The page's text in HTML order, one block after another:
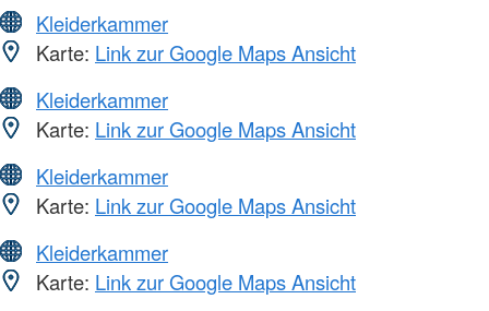
Kleiderkammer
Karte: Link zur Google Maps Ansicht
Kleiderkammer
Karte: Link zur Google Maps Ansicht
Kleiderkammer
Karte: Link zur Google Maps Ansicht
Kleiderkammer
Karte: Link zur Google Maps Ansicht